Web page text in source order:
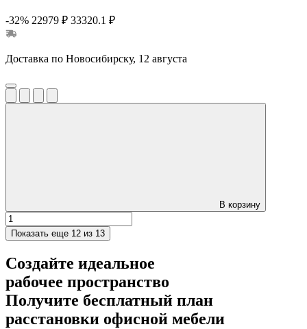
-32% 22979 ₽ 33320.1 ₽
Доставка по Новосибирску, 12 августа
В корзину
Показать еще 12 из 13
Создайте идеальное
рабочее пространство
Получите бесплатный план
расстановки офисной мебели